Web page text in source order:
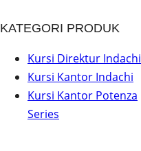
KATEGORI PRODUK
Kursi Direktur Indachi
Kursi Kantor Indachi
Kursi Kantor Potenza
Series